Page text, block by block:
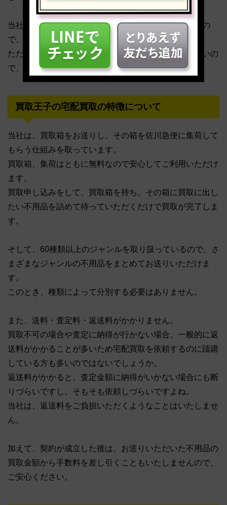
当社は、送料・査定料とともに、返送料もかからないの
で、お気軽にご利用いただけます。
ただし、当社も全ての不用品を買取できるわけではないの
で、注意してください。
買取王子の宅配買取の特徴について
当社は、買取箱をお送りし、その箱を佐川急便に集荷して
もらう仕組みを取っています。
買取箱、集荷はともに無料なので安心してご利用いただけ
ます。
買取申し込みをして、買取箱を持ち、その箱に買取に出し
たい不用品を詰めて待っていただくだけで買取が完了しま
す。
そして、60種類以上のジャンルを取り扱っているので、さ
まざまなジャンルの不用品をまとめてお送りいただけま
す。
このとき、種類によって分別する必要はありません。
また、送料・査定料・返送料がかかりません。
買取不可の場合や査定に納得が行かない場合、一般的に返
送料がかかることが多いため宅配買取を依頼するのに躊躇
している方も多いのではないでしょうか。
返送料がかかると、査定金額に納得がいかない場合にも断
りづらいですし、そもそも依頼しづらいですよね。
当社は、返送料をご負担いただくようなことはいたしませ
ん。
加えて、契約が成立した後は、お送りいただいた不用品の
買取金額から手数料を差し引くこともいたしませんので、
ご安心ください。